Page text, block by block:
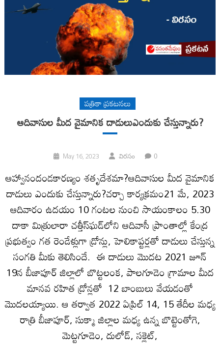
పత్రికా ప్రకటనలు
ఆదివాసుల మీద వైమానిక దాడులుఎందుకు చేస్తున్నారు?
May 16, 2023 విరసం 0
ఆహ్వానందండకారణ్యం శతృదేశమా?ఆదివాసుల మీద వైమానిక
దాడులు ఎందుకు చేస్తున్నారు?చర్చా కార్యక్రమం21 మే, 2023
ఆదివారం ఉదయం 10 గంటల నుంచి సాయంకాలం 5.30
దాకా మిత్రులారా చత్తీస్‌ఘడ్‌లోని ఆదివాసీ ప్రాంతాల్లో కేంద్ర
ప్రభుత్వం గత రెండేళ్లుగా డ్రోన్లు, హెలికాప్టర్లతో దాడులు చేస్తున్న
సంగతి మీకు తెలిసిందే. ఈ దాడులు మొదట 2021 జూన్‌
19న బీజాపూర్‌ జిల్లాలో బొట్టలంక, పాలగూడెం గ్రామాల మీద
మానవ రహిత డ్రోన్లతో 12 బాంబులు వేయడంతో
మొదలయ్యాయి. ఆ తర్వాత 2022 ఏప్రిల్‌ 14, 15 తేదీల మధ్య
రాత్రి బీజాపూర్‌, సుక్మా జిల్లాల మధ్య ఉన్న బొట్టెంతోగె,
మెట్టగూడెం, దులోడ్‌, సక్లెట్‌,